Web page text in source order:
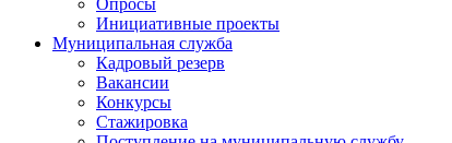
Опросы
Инициативные проекты
Муниципальная служба
Кадровый резерв
Вакансии
Конкурсы
Стажировка